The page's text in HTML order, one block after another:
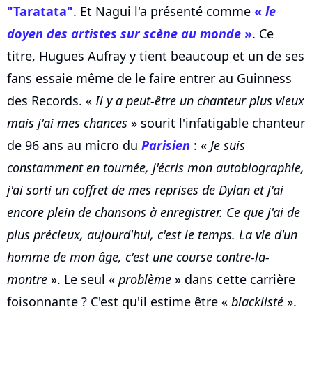
"Taratata". Et Nagui l'a présenté comme « le
doyen des artistes sur scène au monde ». Ce
titre, Hugues Aufray y tient beaucoup et un de ses
fans essaie même de le faire entrer au Guinness
des Records. «Il y a peut-être un chanteur plus vieux
mais j'ai mes chances » sourit l'infatigable chanteur
de 96 ans au micro du Parisien : « Je suis
constamment en tournée, j'écris mon autobiographie,
j'ai sorti un coffret de mes reprises de Dylan et j'ai
encore plein de chansons à enregistrer. Ce que j'ai de
plus précieux, aujourd'hui, c'est le temps. La vie d'un
homme de mon âge, c'est une course contre-la-
montre ». Le seul « problème » dans cette carrière
foisonnante ? C'est qu'il estime être « blacklisté ».